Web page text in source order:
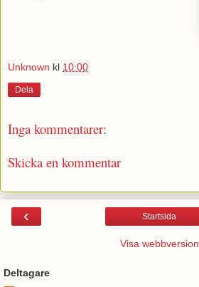
Unknown kl 10:00
Dela
Inga kommentarer:
Skicka en kommentar
‹ Startsida
Visa webbversion
Deltagare